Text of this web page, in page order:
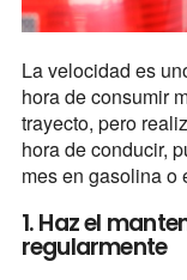
La velocidad es
hora de consumir
trayecto, pero
hora de conducir,
mes en gasolina o
1. Haz el
regularmente